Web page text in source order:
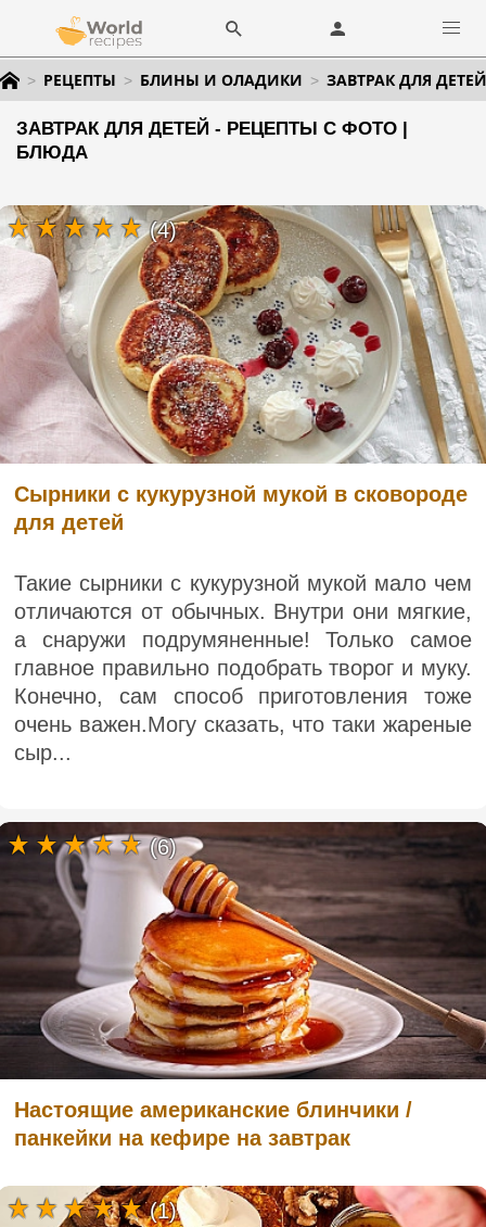
РЕЦЕПТЫ БЛИНЫ И ОЛАДИКИ ЗАВТРАК ДЛЯ ДЕТЕЙ
ЗАВТРАК ДЛЯ ДЕТЕЙ - РЕЦЕПТЫ С ФОТО |
БЛЮДА
Сырники с кукурузной мукой в сковороде
для детей
Такие сырники с кукурузной мукой мало чем
отличаются от обычных. Внутри они мягкие,
а снаружи подрумяненные! Только самое
главное правильно подобрать творог и муку.
Конечно, сам способ приготовления тоже
очень важен.Могу сказать, что таки жареные
сыр...
(4)
Настоящие американские блинчики /
панкейки на кефире на завтрак
(6)
(1)